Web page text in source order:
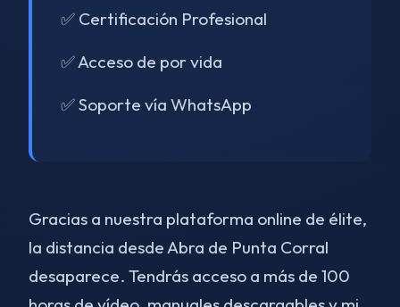
✅ Certificación Profesional
✅ Acceso de por vida
✅ Soporte vía WhatsApp
Gracias a nuestra plataforma online de élite,
la distancia desde Abra de Punta Corral
desaparece. Tendrás acceso a más de 100